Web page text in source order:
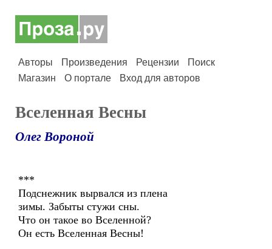
Авторы Произведения Рецензии
Поиск
Магазин
О портале Вход для авторов
Вселенная Весны
Олег Вороной
***
Подснежник вырвался из плена
зимы. Забыты стужи сны.
Что он такое во Вселенной?
Он есть Вселенная Весны!